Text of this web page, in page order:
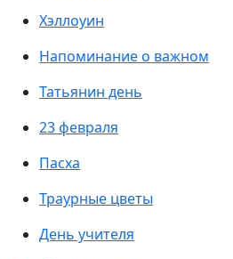
Хэллоуин
Напоминание о важном
Татьянин день
23 февраля
Пасха
Траурные цветы
День учителя